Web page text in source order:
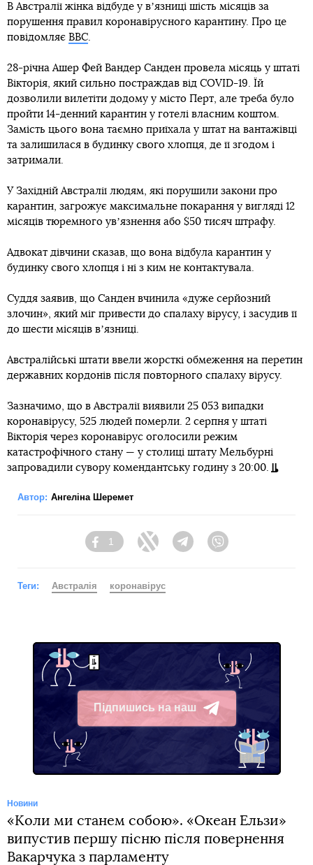
В Австралії жінка відбуде у вʼязниці шість місяців за
порушення правил коронавірусного карантину. Про це
повідомляє BBC
28-річна Ашер Фей Вандер Санден провела місяць у штаті
Вікторія, який сильно постраждав від COVID-19. Їй
дозволили вилетіти додому у місто Перт, але треба було
пройти 14-денний карантин у готелі власним коштом.
Замість цього вона таємно приїхала у штат на вантажівці
та залишилася в будинку свого хлопця, де її згодом і
затримали.
У Західній Австралії людям, які порушили закони про
карантин, загрожує максимальне покарання у вигляді 12
місяців тюремного увʼязнення або $50 тисяч штрафу.
Адвокат дівчини сказав, що вона відбула карантин у
будинку свого хлопця і ні з ким не контактувала.
Суддя заявив, що Санден вчинила «дуже серйозний
злочин», який міг привести до спалаху вірусу, і засудив її
до шести місяців вʼязниці.
Австралійські штати ввели жорсткі обмеження на перетин
державних кордонів після повторного спалаху вірусу.
Зазначимо, що в Австралії виявили 25 053 випадки
коронавірусу, 525 людей померли. 2 серпня у штаті
Вікторія через коронавірус оголосили режим
катастрофічного стану — у столиці штату Мельбурні
запровадили сувору комендантську годину з 20:00.
Автор: Ангеліна Шеремет
Facebook
1
Twitter TelegramViber
Теги: Австралія коронавірус
Підпишись на наш
Telegram
Новини
«Коли ми станем собою». «Океан Ельзи»
випустив першу пісню після повернення
Вакарчука з парламенту